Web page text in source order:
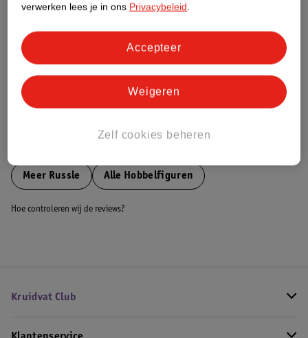
Dit product heeft (nog) geen Nature
Bestel & Bezorginformatie
Meer Russle Alle Hobbelfiguren
Hoe controleren wij de reviews?
Kruidvat Club
verwerken lees je in ons Privacybeleid.
Zelf cookies beheren
Weigeren
Accepteer